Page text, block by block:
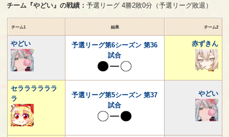
チーム『やどい』の戦績：予選リーグ 4勝2敗0分（予選リーグ敗退）
チーム1 結果 チーム2
やどい
予選リーグ第6シーズン 第36
試合
赤ずきん
セララララララ
ラ
予選リーグ第5シーズン 第37
試合
やどい